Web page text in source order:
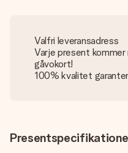
Valfri leveransadress
Varje present
gåvokort!
100% kvalitet